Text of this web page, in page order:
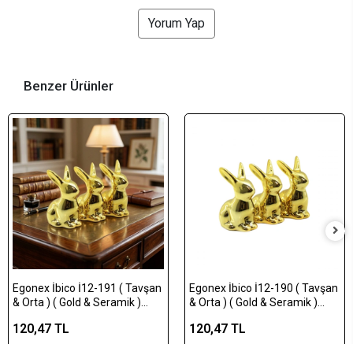
Yorum Yap
Benzer Ürünler
Egonex İbico İ12-191 ( Tavşan
& Orta ) ( Gold & Seramik )
Eşyası*12x12
120,47 TL
Egonex İbico İ12-190 ( Tavşan
& Orta ) ( Gold & Seramik )
Eşyası*12x16
120,47 TL